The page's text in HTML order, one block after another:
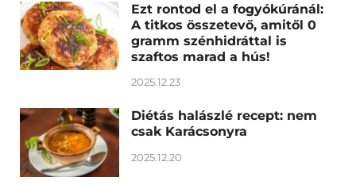
Ezt rontod el a fogyókúránál:
A titkos összetevő, amitől 0
gramm szénhidráttal is
szaftos marad a hús!
2025.12.23
Diétás halászlé recept: nem
csak Karácsonyra
2025.12.20